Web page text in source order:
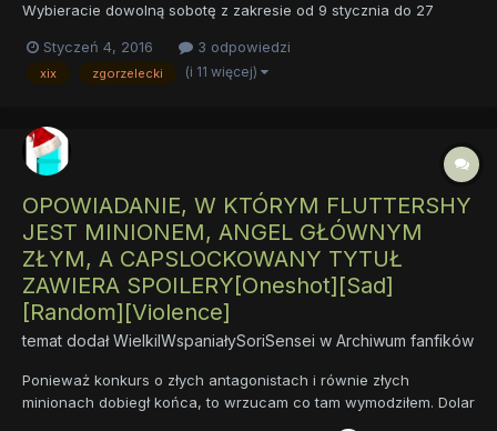
Wybieracie dowolną sobotę z zakresie od 9 stycznia do 27
Zgorzelec jest ankieta, także jakbyście mogli się wypowiedzieć
także tam które terminy wam pasują, będzie sponio....
Styczeń 4, 2016 3 odpowiedzi
xix zgorzelecki (i 11 więcej)
OPOWIADANIE, W KTÓRYM FLUTTERSHY
JEST MINIONEM, ANGEL GŁÓWNYM
ZŁYM, A CAPSLOCKOWANY TYTUŁ
ZAWIERA SPOILERY[Oneshot][Sad]
[Random][Violence]
temat dodałWielkiIWspaniałySoriSensei w Archiwum fanfików
Ponieważ konkurs o złych antagonistach i równie złych
minionach dobiegł końca, to wrzucam co tam wymodziłem. Dolar